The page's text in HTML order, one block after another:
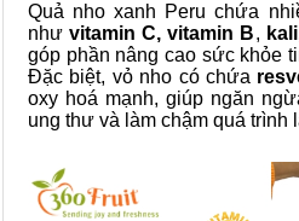
Quả nho xanh Peru chứa
nhưvitamin C, vitamin B,
góp phần nâng cao sức khỏe
Đặc biệt, vỏ nho có chứa
oxy hoá mạnh, giúp ngăn
ung thư và làm chậm quá trình